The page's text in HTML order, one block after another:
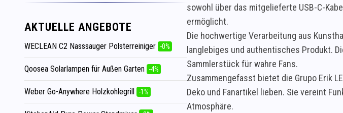
sowohl über das mitgelieferte USB-C-
ermöglicht.
Die hochwertige Verarbeitung aus
langlebiges und authentisches Produkt.
Sammlerstück für wahre Fans.
Zusammengefasst bietet die Grupo Erik
Deko und Fanartikel lieben. Sie vereint
Atmosphäre.
AKTUELLE ANGEBOTE
WECLEAN C2 Nasssauger Polsterreiniger -0%
Qoosea Solarlampen für Außen Garten -4%
Weber Go-Anywhere Holzkohlegrill -1%